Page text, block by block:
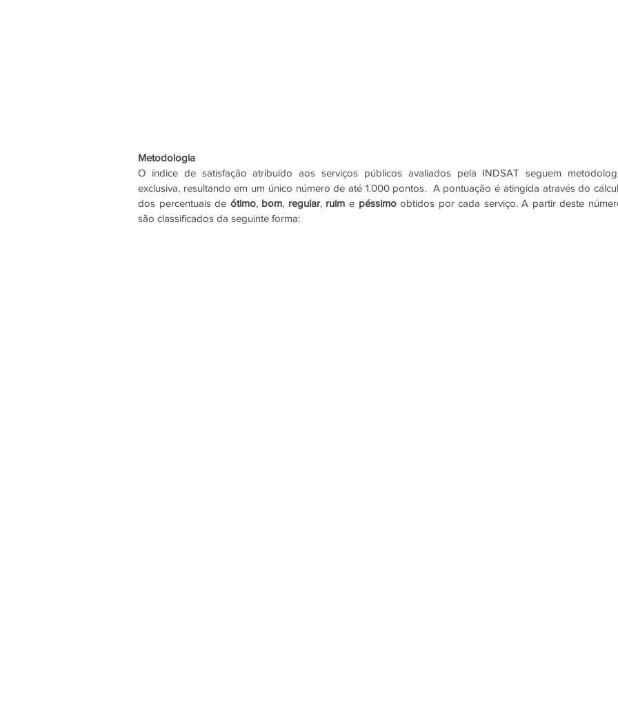
Metodologia
O índice de satisfação atribuído aos serviços públicos avaliados pela INDSAT seguem
exclusiva, resultando em um único número de até 1.000 pontos.  A pontuação é atingida através do
dos percentuais de ótimo, bom, regular, ruim e péssimo obtidos por cada serviço. A partir deste
são classificados da seguinte forma: